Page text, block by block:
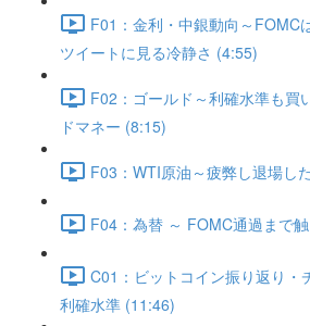
F01：金利・中銀動向～FOMC
ツイートに見る冷静さ (4:55)
F02：ゴールド～利確水準も買
ドマネー (8:15)
F03：WTI原油～疲弊し退場し
F04：為替 ～ FOMC通過まで
C01：ビットコイン振り返り・
利確水準 (11:46)